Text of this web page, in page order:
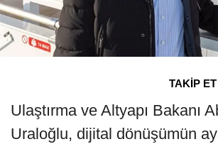
TAKİP ET
Ulaştırma ve Altyapı Bakanı
Uraloğlu, dijital dönüşümün